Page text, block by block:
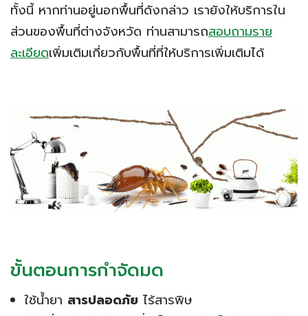
ทั้งนี้ หากท่านอยู่นอกพื้นที่ดังกล่าว เรายังให้บริการใน
ส่วนของพื้นที่ต่างจังหวัด ท่านสามารถสอบถามราย
ละเอียดเพิ่มเติมเกี่ยวกับพื้นที่ที่ให้บริการเพิ่มเติมได้
ขั้นตอนการกำจัดมด
ใช้น้ำยา สารปลอดภัย ไร้สารพิษ